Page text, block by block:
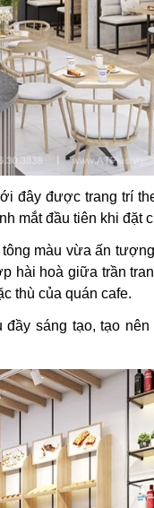
đây được trang trí
mắt đầu tiên khi đặt
màu vừa ấn
hài hoà giữa trần
thù của quán cafe.
sáng tạo, tạo